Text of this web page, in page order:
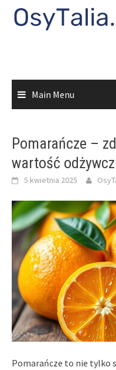
Main Menu
Pomarańcze –
wartość
5 kwietnia 2025
Pomarańcze to nie tylko